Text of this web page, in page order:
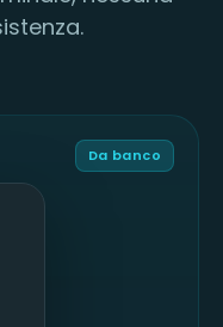
Da banco